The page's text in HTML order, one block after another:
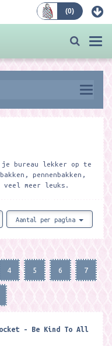
(0)
je bureau lekker op te
pennenbakken,
veel meer leuks.
Aantal per pagina
4 5 6 7
- Be Kind To All